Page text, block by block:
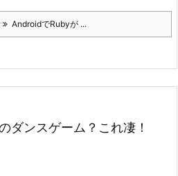
AndroidでRubyが ...
ダンスゲーム？これ凄！